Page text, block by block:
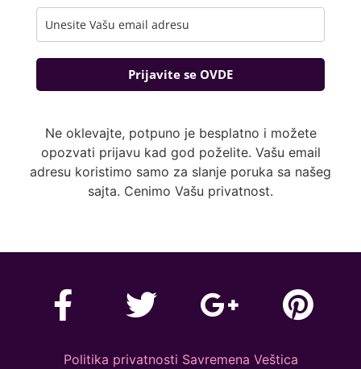
Prijavite se OVDE
Ne oklevajte, potpuno je besplatno i možete
opozvati prijavu kad god poželite. Vašu email
adresu koristimo samo za slanje poruka sa našeg
sajta. Cenimo Vašu privatnost.
Politika privatnosti Savremena Veštica